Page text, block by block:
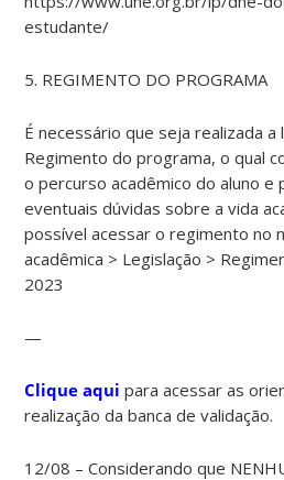
estudante/
5. REGIMENTO DO PROGRAMA
É necessário que seja realizada a
Regimento do programa, o qual
o percurso acadêmico do aluno e
eventuais dúvidas sobre a vida
possível acessar o regimento no
acadêmica > Legislação >
2023
—
Clique aqui para acessar as
realização da banca de validação.
12/08 – Considerando que